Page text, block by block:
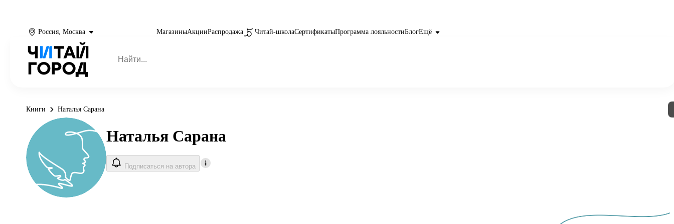
Россия, Москва МагазиныАкцииРаспродажа Читай-школаСертификатыПрограмма лояльностиБлогЕщё
Книги Наталья Сарана
Наталья Сарана
Подписаться на автора